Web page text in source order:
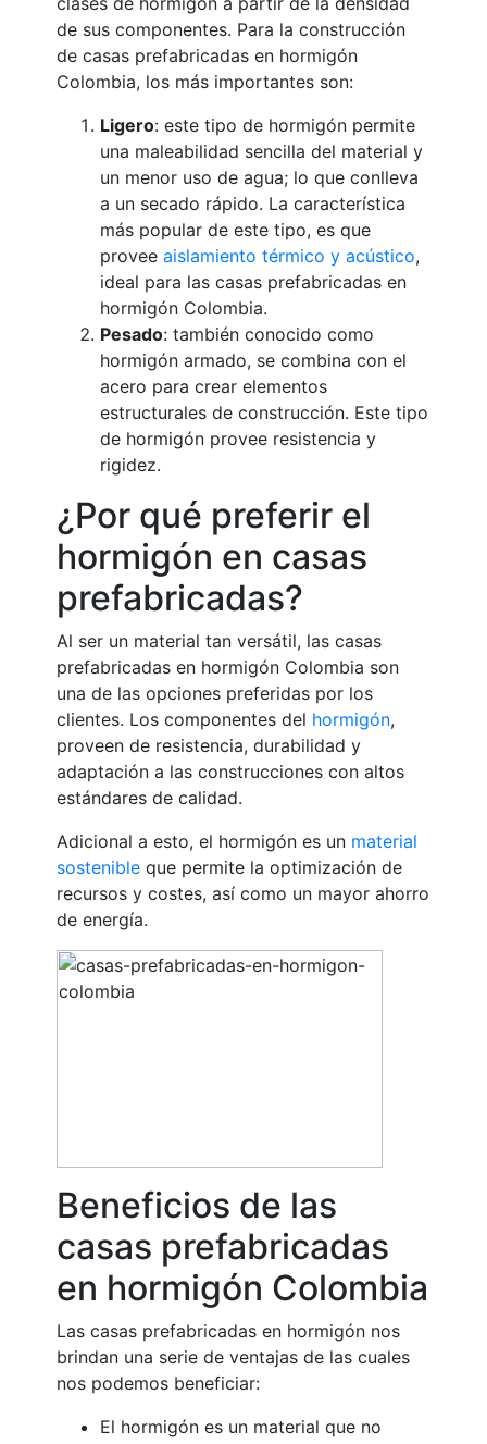
de sus componentes. Para la construcción
de casas prefabricadas en hormigón
Colombia, los más importantes son:
Ligero: este tipo de hormigón permite
una maleabilidad sencilla del material y
un menor uso de agua; lo que conlleva
a un secado rápido. La característica
más popular de este tipo, es que
provee aislamiento térmico y acústico,
ideal para las casas prefabricadas en
hormigón Colombia.
Pesado: también conocido como
hormigón armado, se combina con el
acero para crear elementos
estructurales de construcción. Este tipo
de hormigón provee resistencia y
rigidez.
¿Por qué preferir el
hormigón en casas
prefabricadas?
Al ser un material tan versátil, las casas
prefabricadas en hormigón Colombia son
una de las opciones preferidas por los
clientes. Los componentes del hormigón,
proveen de resistencia, durabilidad y
adaptación a las construcciones con altos
estándares de calidad.
Adicional a esto, el hormigón es un material
sostenibleque permite la optimización de
recursos y costes, así como un mayor ahorro
de energía.
Beneficios de las
casas prefabricadas
en hormigón Colombia
Las casas prefabricadas en hormigón nos
brindan una serie de ventajas de las cuales
nos podemos beneficiar:
El hormigón es un material que no